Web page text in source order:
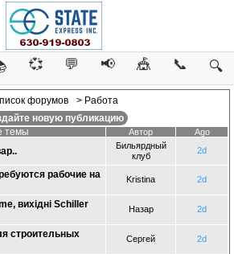
💞 💬 📢 🎪 📞 🔍
форумов
> Работа
новую публикацию
темы
Автор Ago
Бильярдный
клуб
2d
рабочие на
Kristina 2d
вихідні Schiller
Назар 2d
строительных
Сергей 2d